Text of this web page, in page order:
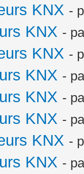
KNX -
KNX -
KNX -
KNX -
KNX -
KNX -
KNX -
KNX -